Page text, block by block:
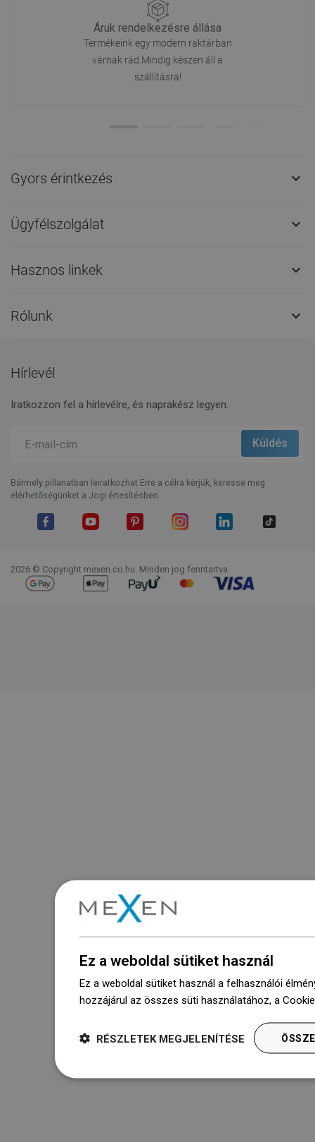
Áruk rendelkezésre állása
Termékeink egy modern raktárban
várnak rád.Mindig készen áll a
szállításra!
Gyors érintkezés 
Ügyfélszolgálat 
Hasznos linkek 
Rólunk 
Hírlevél
Iratkozzon fel a hírlevélre, és naprakész legyen.
Bármely pillanatban leiratkozhat.Erre a célra kérjük, keresse meg
elérhetőségünket a Jogi értesítésben.
2026 © Copyright mexen.co.hu. Minden jog fenntartva.
Ez a weboldal sütiket használ
Ez a weboldal sütiket használ a felhasználói
hozzájárul az összes süti használatához, a
RÉSZLETEK MEGJELENÍTÉSE